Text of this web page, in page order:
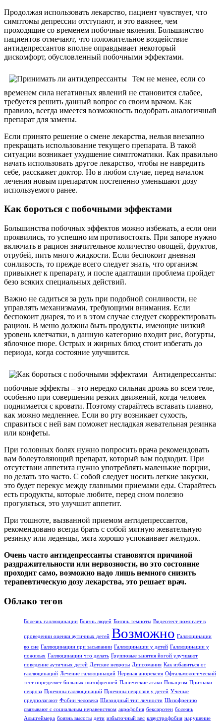
Продолжая использовать лекарство, пациент чувствует, что
симптомы депрессии отступают, и это важнее, чем
проходящие со временем побочные явления. Большинство
пациентов отмечают, что положительное воздействие
антидепрессантов вполне оправдывает некоторый
дискомфорт, обусловленный побочными эффектами.
Тем не менее, если со
временем сила негативных явлений не становится слабее,
требуется решить данный вопрос со своим врачом. Как
правило, всегда имеется возможность подобрать аналогичный
препарат для замены.
Если принято решение о смене лекарства, нельзя внезапно
прекращать использование текущего препарата. В такой
ситуации возникает ухудшение симптоматики. Как правильно
начать использовать другое лекарство, чтобы не навредить
себе, расскажет доктор. Но в любом случае, перед началом
лечения новым препаратом постепенно уменьшают дозу
используемого ранее.
Как бороться с побочными эффектами
Большинства побочных эффектов можно избежать, а если они
проявились, то успешно им противостоять. При запоре нужно
включать в рацион значительное количество овощей, фруктов,
отрубей, пить много жидкости. Если беспокоит дневная
сонливость, то прежде всего следует знать, что организм
привыкнет к препарату, и после адаптации проблема пройдет
безо всяких специальных действий.
Важно не садиться за руль при подобной сонливости, не
управлять механизмами, требующими внимания. Если
беспокоит диарея, то и в этом случае следует скорректировать
рацион. В меню должны быть продукты, имеющие низкий
уровень клетчатки, в данную категорию входит рис, йогурты,
яблочное пюре. Острых и жирных блюд стоит избегать до
периода, когда состояние улучшится.
Антидепрессанты:
побочные эффекты – это нередко сильная дрожь во всем теле,
особенно при совершении резких движений, когда человек
поднимается с кровати. Поэтому старайтесь вставать плавно,
как можно медленнее. Если во рту возникает сухость,
справиться с ней вам поможет несладкая жевательная резинка
или конфеты.
При головных болях нужно попросить врача рекомендовать
вам болеутоляющий препарат, который вам подходит. При
отсутствии аппетита нужно употреблять маленькие порции,
но делать это часто. С собой следует носить легкие закуски,
это будет перекус между главными приемами еды. Старайтесь
есть продукты, которые любите, перед сном полезно
прогуляться, это улучшит аппетит.
При тошноте, вызванной приемом антидепрессантов,
рекомендовано всегда брать с собой мятную жевательную
резинку или леденцы, мята хорошо успокаивает желудок.
Очень часто антидепрессанты становятся причиной
раздражительности или нервозности, но это состояние
проходит само, возможно надо лишь немного снизить
терапевтическую дозу лекарства, это решает врач.
Облако тегов
Болезнь галлюцинации Боязнь людей Боязнь темноты Видеотест помогает в
проведении оценки аутичных детей Возможно Галлюцинации
во сне Галлюцинации при засыпании Галлюцинации у детей Галлюцинации у
пожилых Галлюцинации что делать Групповые занятия йогой улучшают
поведение аутичных детей Детские неврозы Дипсомания Как избавиться от
галлюцинаций Лечение галлюцинаций Нервная анорексия Офтальмологический
тест определяет больных шизофренией Панические атаки Пикацизм Признаки
невроза Причины галлюцинаций Причины неврозов у детей Ученые
предполагают Фобии человека Шизоидный тип личности Шизофрению
связывают с социальным неравенством акрофобия бексаротен болезнь
Альцгеймера боязнь высоты дети избыточный вес клаустрофобия нарушение